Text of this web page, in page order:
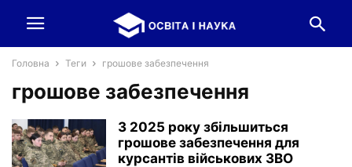
Головна Теги грошове забезпечення
грошове забезпечення
З 2025 року збільшиться
грошове забезпечення для
курсантів військових ЗВО